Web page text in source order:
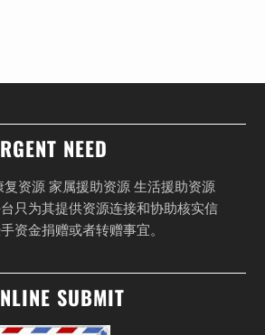
NEED
资源 家属援助资源 生活援助资源
只为其提供资源连接和协助核实信
资金捐赠或者转赠事宜。
SUBMIT